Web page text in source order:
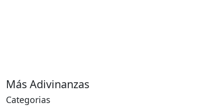
Más Adivinanzas
Categorias